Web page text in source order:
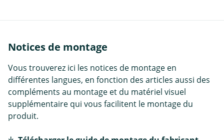
Notices de montage
Vous trouverez ici les notices de montage en
différentes langues, en fonction des articles aussi des
compléments au montage et du matériel visuel
supplémentaire qui vous facilitent le montage du
produit.